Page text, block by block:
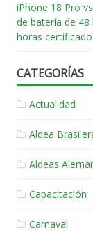
iPhone 18 Pro
de batería de
horas
CATEGORÍAS
Actualidad
Aldea
Aldeas
Capacitación
Carnaval